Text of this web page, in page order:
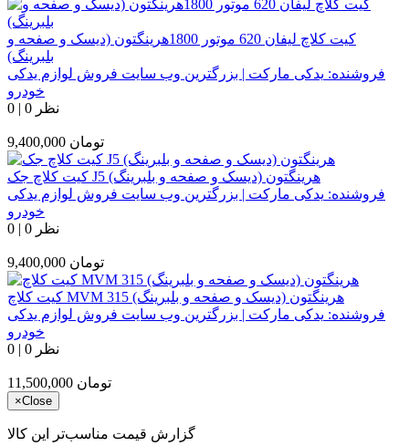
کیت کلاچ لیفان 620 موتور 1800هرینگتون (دیسک و صفحه و
بلبرینگ)
فروشنده: یدکی مارکت | بزرگترین وب سایت فروش لوازم یدکی
خودرو
0 | 0 نظر
9,400,000 تومان
کیت کلاچ جک J5 هرینگتون (دیسک و صفحه و بلبرینگ)
فروشنده: یدکی مارکت | بزرگترین وب سایت فروش لوازم یدکی
خودرو
0 | 0 نظر
9,400,000 تومان
کیت کلاچ MVM 315 هرینگتون (دیسک و صفحه و بلبرینگ)
فروشنده: یدکی مارکت | بزرگترین وب سایت فروش لوازم یدکی
خودرو
0 | 0 نظر
11,500,000 تومان
×Close
گزارش قیمت مناسب‌تر این کالا